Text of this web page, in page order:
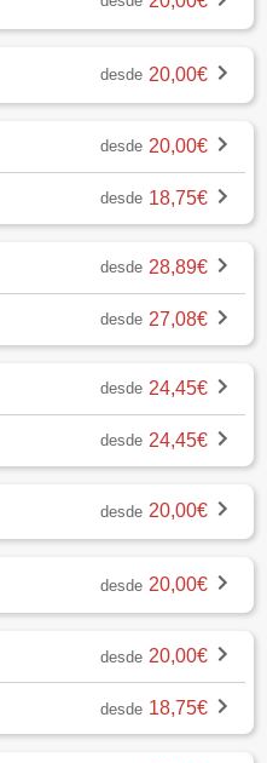
desde 20,00€
desde 20,00€
desde 18,75€
desde 28,89€
desde 27,08€
desde 24,45€
desde 24,45€
desde 20,00€
desde 20,00€
desde 20,00€
desde 18,75€